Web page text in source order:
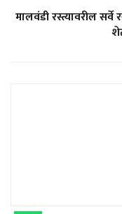
मालवंडी रस्त्यावरील